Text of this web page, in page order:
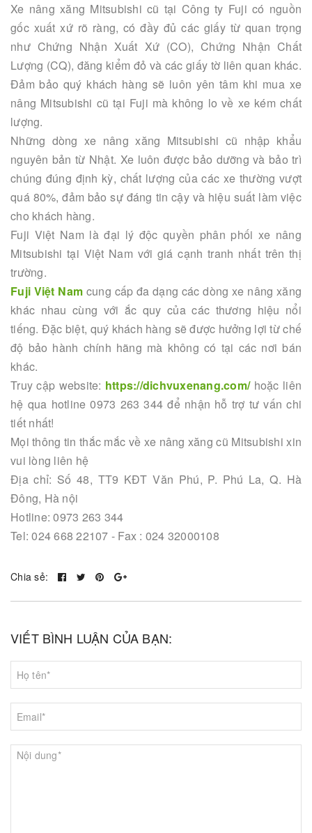
Xe nâng xăng Mitsubishi cũ tại Công ty Fuji có nguồn
gốc xuất xứ rõ ràng, có đầy đủ các giấy từ quan trọng
như Chứng Nhận Xuất Xứ (CO), Chứng Nhận Chất
Lượng (CQ), đăng kiểm đỏ và các giấy tờ liên quan khác.
Đảm bảo quý khách hàng sẽ luôn yên tâm khi mua xe
nâng Mitsubishi cũ tại Fuji mà không lo về xe kém chất
lượng.
Những dòng xe nâng xăng Mitsubishi cũ nhập khẩu
nguyên bản từ Nhật. Xe luôn được bảo dưỡng và bảo trì
chúng đúng định kỳ, chất lượng của các xe thường vượt
quá 80%, đảm bảo sự đáng tin cậy và hiệu suất làm việc
cho khách hàng.
Fuji Việt Nam là đại lý độc quyền phân phối xe nâng
Mitsubishi tại Việt Nam với giá cạnh tranh nhất trên thị
trường.
Fuji Việt Nam cung cấp đa dạng các dòng xe nâng xăng
khác nhau cùng với ắc quy của các thương hiệu nổi
tiếng. Đặc biệt, quý khách hàng sẽ được hưởng lợi từ chế
độ bảo hành chính hãng mà không có tại các nơi bán
khác.
Truy cập website: https://dichvuxenang.com/hoặc liên
hệ qua hotline 0973 263 344 để nhận hỗ trợ tư vấn chi
tiết nhất!
Mọi thông tin thắc mắc về xe nâng xăng cũ Mitsubishi xin
vui lòng liên hệ
Địa chỉ: Số 48, TT9 KĐT Văn Phú, P. Phú La, Q. Hà
Đông, Hà nội
Hotline: 0973 263 344
Tel: 024 668 22107 - Fax : 024 32000108
Chia sẻ:
VIẾT BÌNH LUẬN CỦA BẠN: